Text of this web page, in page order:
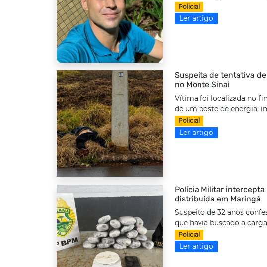
Policial
Ler artigo
Suspeita de tentativa
no Monte Sinai
Vítima foi localizada no
de um poste de energia;
Policial
Ler artigo
Polícia Militar
distribuída em Maringá
Suspeito de 32 anos
que havia buscado a
Policial
Ler artigo